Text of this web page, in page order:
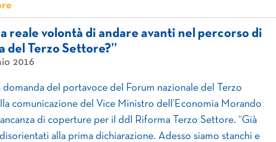
reale volontà di andare avanti nel percorso di
del Terzo Settore?”
2016
domanda del portavoce del Forum nazionale del Terzo
comunicazione del Vice Ministro dell’Economia Morando
di coperture per il ddl Riforma Terzo Settore. “Già
alla prima dichiarazione. Adesso siamo stanchi e